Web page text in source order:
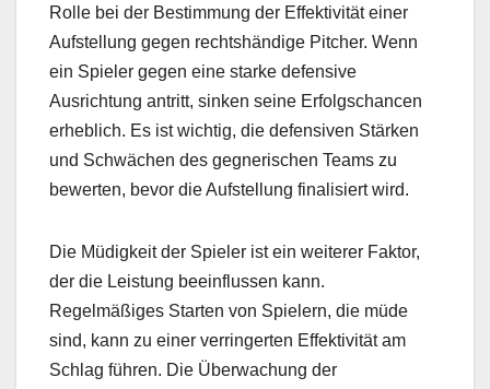
Rolle bei der Bestimmung der Effektivität einer
Aufstellung gegen rechtshändige Pitcher. Wenn
ein Spieler gegen eine starke defensive
Ausrichtung antritt, sinken seine Erfolgschancen
erheblich. Es ist wichtig, die defensiven Stärken
und Schwächen des gegnerischen Teams zu
bewerten, bevor die Aufstellung finalisiert wird.
Die Müdigkeit der Spieler ist ein weiterer Faktor,
der die Leistung beeinflussen kann.
Regelmäßiges Starten von Spielern, die müde
sind, kann zu einer verringerten Effektivität am
Schlag führen. Die Überwachung der